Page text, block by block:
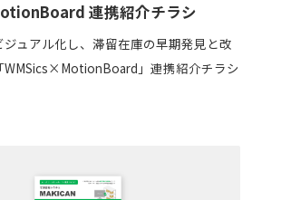
連携紹介チラシ
ュアル化し、滞留在庫の早期発見と改
WMSics×MotionBoard」連携紹介チラシ